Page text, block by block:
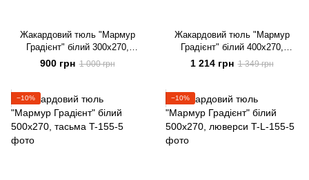
Жакардовий тюль "Мармур
Градієнт" білий 300х270,
тасьма
900 грн 1 000 грн
Жакардовий тюль "Мармур
Градієнт" білий 400х270,
тасьма
1 214 грн 1 349 грн
−10% −10%